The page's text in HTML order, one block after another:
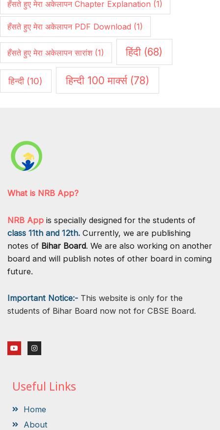
हँसते हुए मेरा अकेलापन Chapter Explanation (1)
हँसते हुए मेरा अकेलापन PDF Download (1)
हँसते हुए मेरा अकेलापन सारांश(1) हिंदी (68)
हिन्दी(10) हिन्दी 100 मार्क्स(78)
What is NRB App?
NRB App is specially designed for the students of
class 11th and 12th. Currently, we are publishing
notes of Bihar Board. We are also working on another
board and will publish notes of other board in coming
future.
Important Notice:- This website is only for the
students of Bihar Board now not for CBSE Board.
Y
o
u
I
n
s
r
a
Useful Links
Home
About